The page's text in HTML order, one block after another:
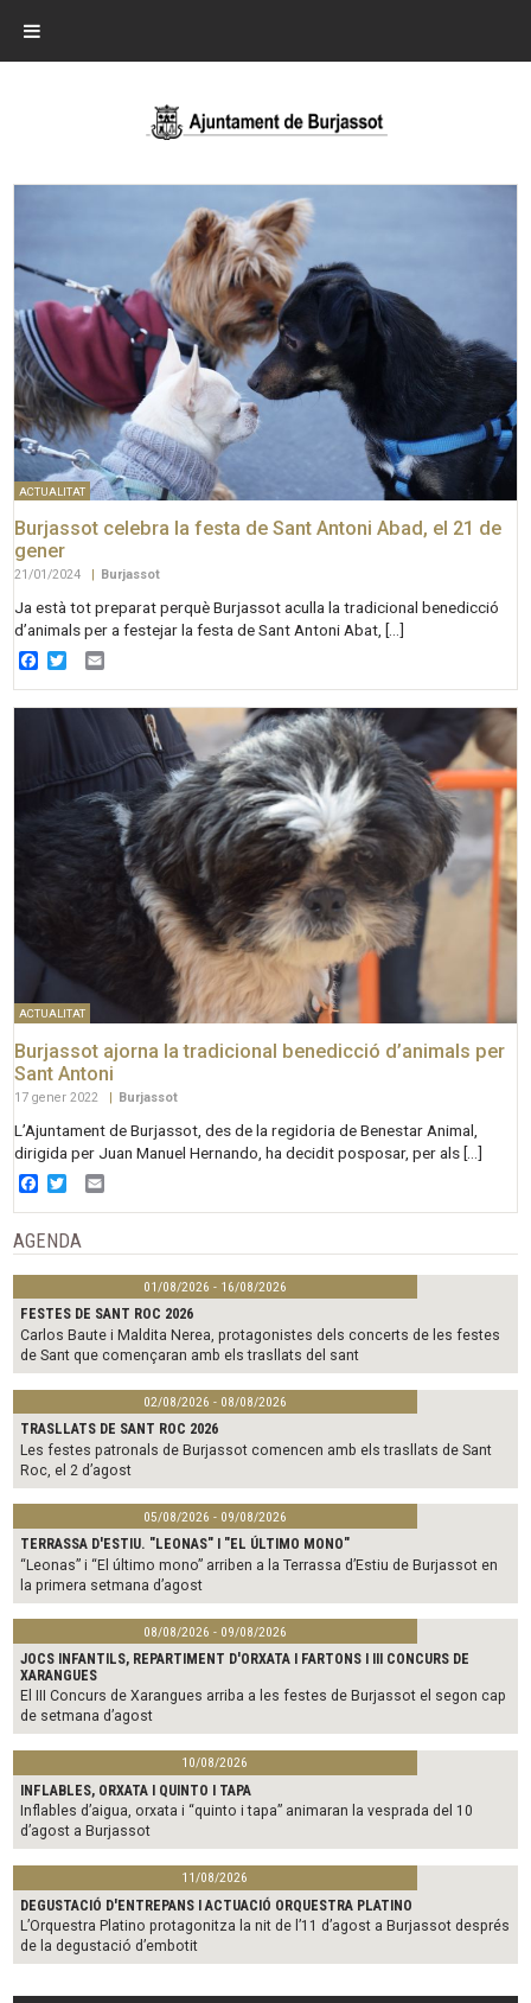
ACTUALITAT
Burjassot celebra la festa de Sant Antoni Abad, el 21 de
gener
21/01/2024 Burjassot
Ja està tot preparat perquè Burjassot aculla la tradicional benedicció
d’animals per a festejar la festa de Sant Antoni Abat, […]
Facebook
Twitter
ACTUALITAT
Burjassot ajorna la tradicional benedicció d’animals per
Sant Antoni
17 gener 2022 | Burjassot
L’Ajuntament de Burjassot, des de la regidoria de Benestar Animal,
dirigida per Juan Manuel Hernando, ha decidit posposar, per als […]
Facebook
Twitter
AGENDA
01/08/2026 - 16/08/2026
FESTES DE SANT ROC 2026
Carlos Baute i Maldita Nerea, protagonistes dels concerts de les festes
de Sant que començaran amb els trasllats del sant
02/08/2026 - 08/08/2026
TRASLLATS DE SANT ROC 2026
Les festes patronals de Burjassot comencen amb els trasllats de Sant
Roc, el 2 d’agost
05/08/2026 - 09/08/2026
TERRASSA D'ESTIU. "LEONAS" I "EL ÚLTIMO MONO"
“Leonas” i “El último mono” arriben a la Terrassa d’Estiu de Burjassot en
la primera setmana d’agost
08/08/2026 - 09/08/2026
JOCS INFANTILS, REPARTIMENT D'ORXATA I FARTONS I III CONCURS DE
XARANGUES
El III Concurs de Xarangues arriba a les festes de Burjassot el segon cap
de setmana d’agost
10/08/2026
INFLABLES, ORXATA I QUINTO I TAPA
Inflables d’aigua, orxata i “quinto i tapa” animaran la vesprada del 10
d’agost a Burjassot
11/08/2026
DEGUSTACIÓ D'ENTREPANS I ACTUACIÓ ORQUESTRA PLATINO
L’Orquestra Platino protagonitza la nit de l’11 d’agost a Burjassot després
de la degustació d’embotit